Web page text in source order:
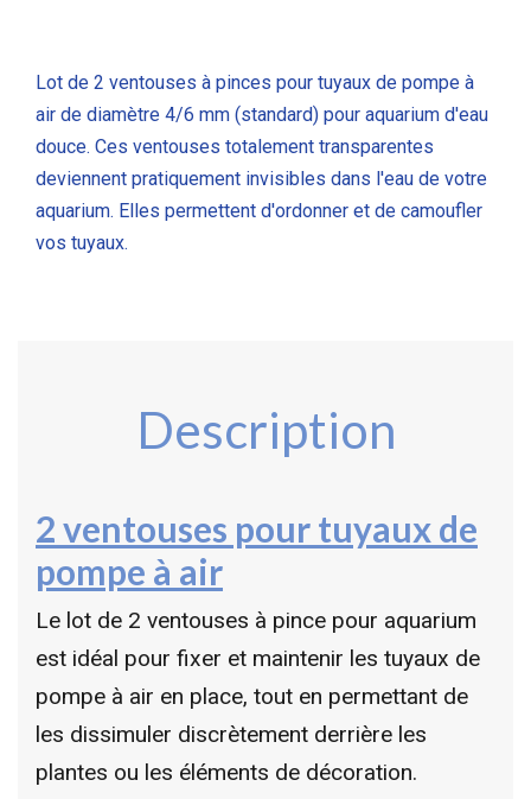
Lot de 2 ventouses à pinces pour tuyaux de pompe à
air de diamètre 4/6 mm (standard) pour aquarium d'eau
douce. Ces ventouses totalement transparentes
deviennent pratiquement invisibles dans l'eau de votre
aquarium. Elles permettent d'ordonner et de camoufler
vos tuyaux.
Description
2 ventouses pour tuyaux de
pompe à air
Le lot de 2 ventouses à pince pour aquarium
est idéal pour fixer et maintenir les tuyaux de
pompe à air en place, tout en permettant de
les dissimuler discrètement derrière les
plantes ou les éléments de décoration.